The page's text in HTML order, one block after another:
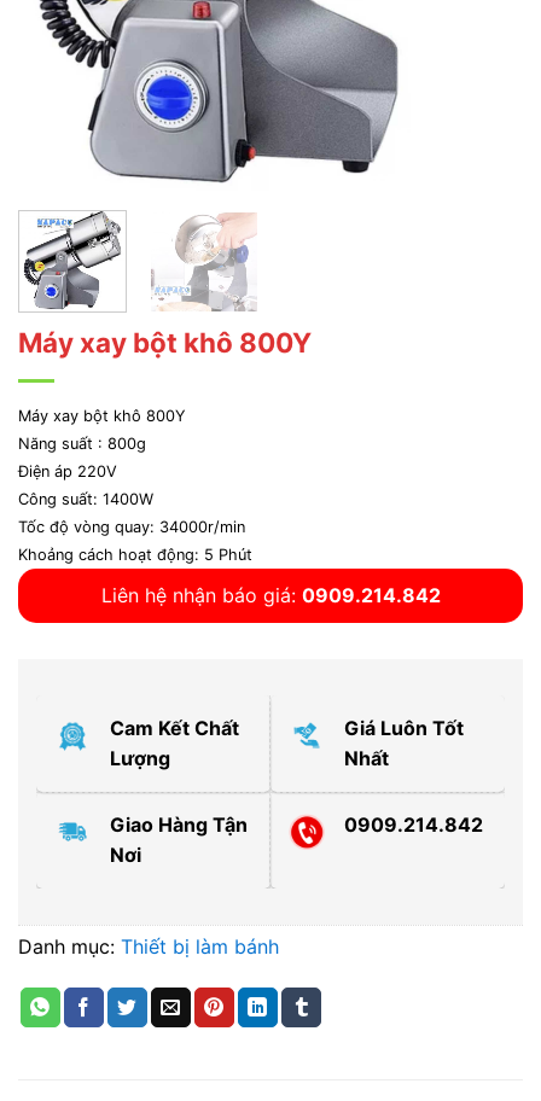
Máy xay bột khô 800Y
Máy xay bột khô 800Y
Năng suất : 800g
Điện áp 220V
Công suất: 1400W
Tốc độ vòng quay: 34000r/min
Khoảng cách hoạt động: 5 Phút
Liên hệ nhận báo giá: 0909.214.842
Cam Kết Chất
Lượng
Giá Luôn Tốt
Nhất
Giao Hàng Tận
Nơi
0909.214.842
Danh mục: Thiết bị làm bánh